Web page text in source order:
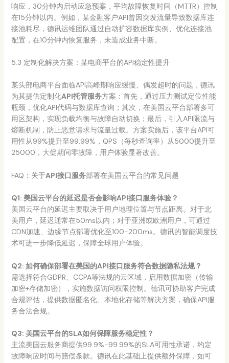
响应，30分钟内启动应急预案，平均故障恢复时间（MTTR）控制
在15分钟以内。例如，某金融客户API曾因突发流量导致数据库连
接池耗尽，德讯运维团队通过自动扩容数据库实例、优化连接池
配置，在10分钟内恢复服务，未造成业务中断。
5.3 定制化解决方案：某电商平台的API稳定性提升
某头部电商平台面临API高峰期响应缓慢、偶发超时的问题，德讯
为其提供定制化API托管服务方案：首先，通过压力测试定位性能
瓶颈，优化API代码与数据库查询；其次，在美国云平台部署多可
用区架构，实现负载均衡与故障自动切换；最后，引入API限流与
熔断机制，防止恶意请求与流量过载。方案实施后，该平台API可
用性从99%提升至99.99%，QPS（每秒查询率）从5000提升至
25000，大促期间零故障，用户体验显著改善。
FAQ：关于API接口服务部署在美国云平台的常见问题
Q1: 美国云平台的延迟是否会影响API接口服务体验？
美国云平台的延迟主要取决于用户地理位置与节点距离。对于北
美用户，延迟通常在50ms以内；对于亚洲或欧洲用户，可通过
CDN加速、边缘节点部署优化至100-200ms。德讯的智能调度技
术可进一步降低延迟，保障全球用户体验。
Q2: 如何确保部署在美国的API接口服务符合数据隐私法规？
需选择符合GDPR、CCPA等法规的云区域，启用数据加密（传输
加密+存储加密），实施数据访问权限控制。德讯可协助客户完成
合规评估，提供数据匿名化、本地化存储等解决方案，确保API服
务合法合规。
Q3: 美国云平台的SLA如何保障服务稳定性？
主流美国云服务商提供99.9%-99.99%的SLA可用性承诺，约定
故障响应时间与赔偿条款。德讯在此基础上提供额外保障，如可